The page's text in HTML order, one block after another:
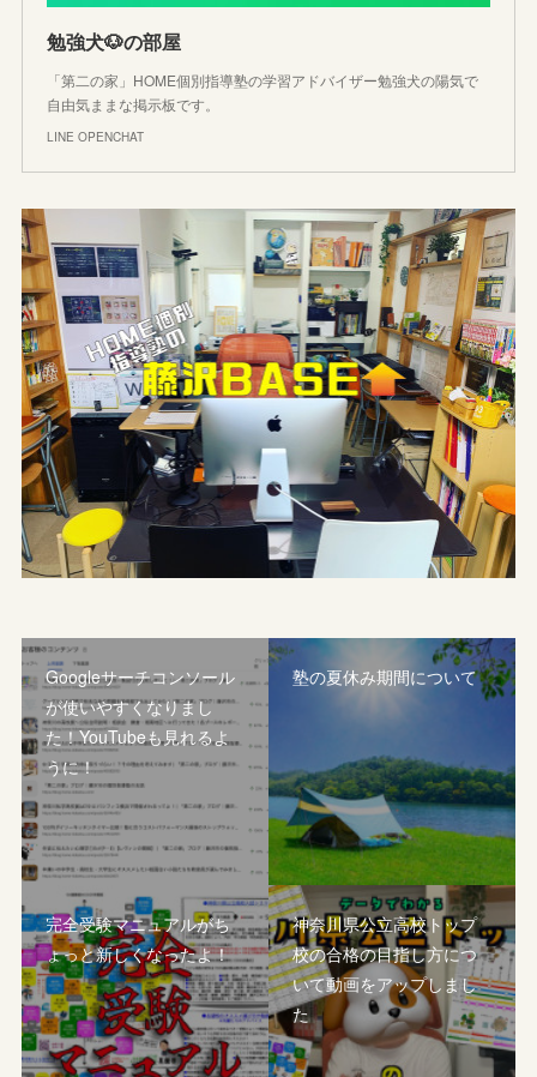
勉強犬🐶の部屋
「第二の家」HOME個別指導塾の学習アドバイザー勉強犬の陽気で
自由気ままな掲示板です。
LINE OPENCHAT
Googleサーチコンソール
が使いやすくなりまし
た！YouTubeも見れるよ
うに！
塾の夏休み期間について
完全受験マニュアルがち
ょっと新しくなったよ！
神奈川県公立高校トップ
校の合格の目指し方につ
いて動画をアップしまし
た